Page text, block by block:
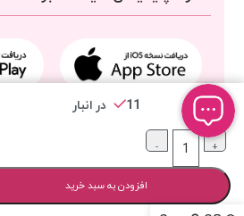
11 در انبار
- +
افزودن به سبد خرید
مجوزهای لوکسیرانا